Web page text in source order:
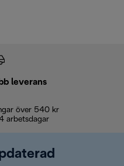
leverans
över 540 kr
arbetsdagar